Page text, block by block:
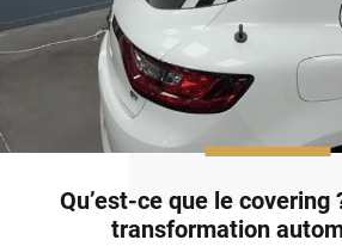
Qu’est-ce que le covering
transformation